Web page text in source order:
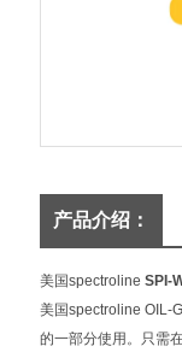
产品介绍：
美国spectroline SPI-
美国spectroline OIL-
的一部分使用。只需